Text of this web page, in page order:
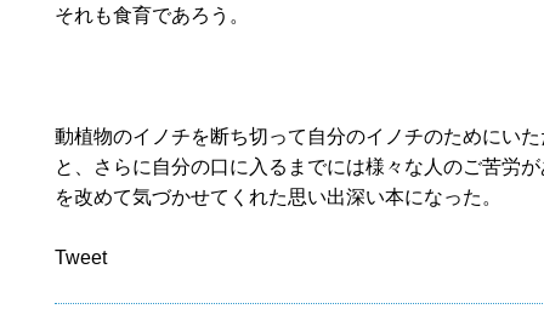
それも食育であろう。
動植物のイノチを断ち切って自分のイノチのためにい
と、さらに自分の口に入るまでには様々な人のご苦労
を改めて気づかせてくれた思い出深い本になった。
Tweet